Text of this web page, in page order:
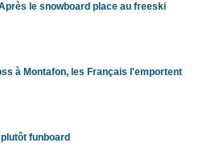
le snowboard place au freeski
à Montafon, les Français l'emportent
funboard